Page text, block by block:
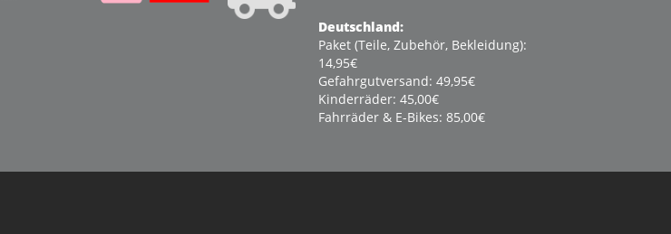
Deutschland:
Paket (Teile, Zubehör, Bekleidung):
14,95€
Gefahrgutversand: 49,95€
Kinderräder: 45,00€
Fahrräder & E-Bikes: 85,00€